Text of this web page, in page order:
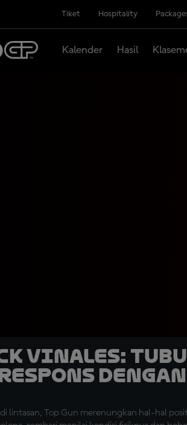
Tiket Hospitality
Kalender Hasil
Vinales:
dengan
lintasan, Top Gun merenungkan hal-hal